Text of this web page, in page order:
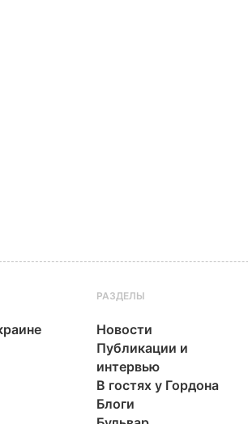
РАЗДЕЛЫ
Новости
Публикации и
интервью
В гостях у Гордона
Блоги